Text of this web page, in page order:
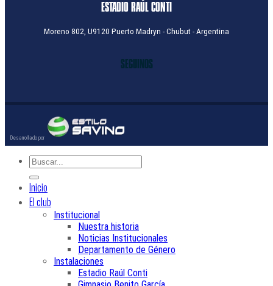
ESTADIO RAÚL CONTI
Moreno 802, U9120 Puerto Madryn - Chubut - Argentina
SEGUINOS
Inicio
El club
Institucional
Nuestra historia
Noticias Institucionales
Departamento de Género
Instalaciones
Estadio Raúl Conti